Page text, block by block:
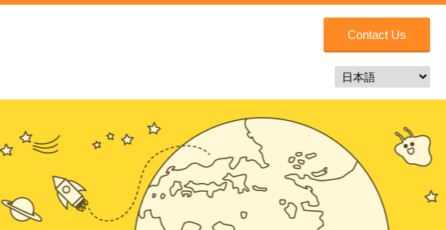
Contact Us